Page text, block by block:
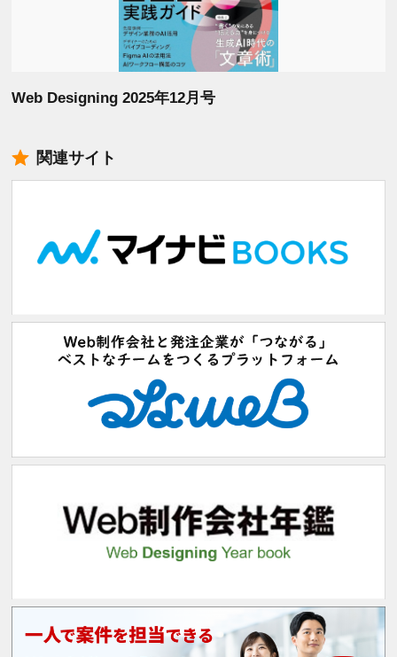
Web Designing 2025年12月号
関連サイト